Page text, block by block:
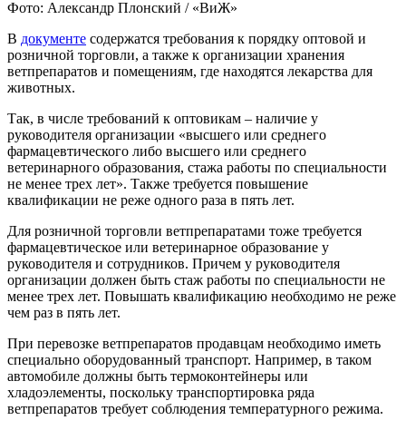
Фото: Александр Плонский / «ВиЖ»
В документе содержатся требования к порядку оптовой и
розничной торговли, а также к организации хранения
ветпрепаратов и помещениям, где находятся лекарства для
животных.
Так, в числе требований к оптовикам – наличие у
руководителя организации «высшего или среднего
фармацевтического либо высшего или среднего
ветеринарного образования, стажа работы по специальности
не менее трех лет». Также требуется повышение
квалификации не реже одного раза в пять лет.
Для розничной торговли ветпрепаратами тоже требуется
фармацевтическое или ветеринарное образование у
руководителя и сотрудников. Причем у руководителя
организации должен быть стаж работы по специальности не
менее трех лет. Повышать квалификацию необходимо не реже
чем раз в пять лет.
При перевозке ветпрепаратов продавцам необходимо иметь
специально оборудованный транспорт. Например, в таком
автомобиле должны быть термоконтейнеры или
хладоэлементы, поскольку транспортировка ряда
ветпрепаратов требует соблюдения температурного режима.